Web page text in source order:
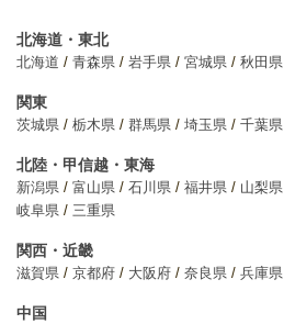
北海道・東北
北海道 青森県 岩手県 宮城県 秋田県
関東
茨城県 栃木県 群馬県 埼玉県 千葉県
北陸・甲信越・東海
新潟県 富山県 石川県 福井県 山梨県
岐阜県
三重県
関西・近畿
滋賀県 京都府 大阪府 奈良県 兵庫県
中国